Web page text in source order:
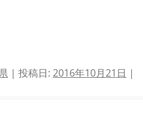
| 投稿日: 2016年10月21日 |